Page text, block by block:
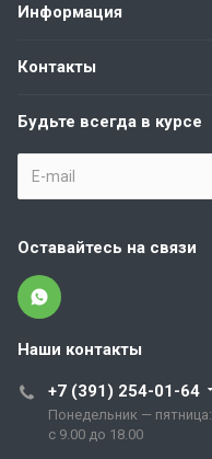
Информация
Контакты
Будьте всегда в курсе
Оставайтесь на связи
Наши контакты
+7 (391) 254-01-64
Понедельник — пятница:
с 9.00 до 18.00